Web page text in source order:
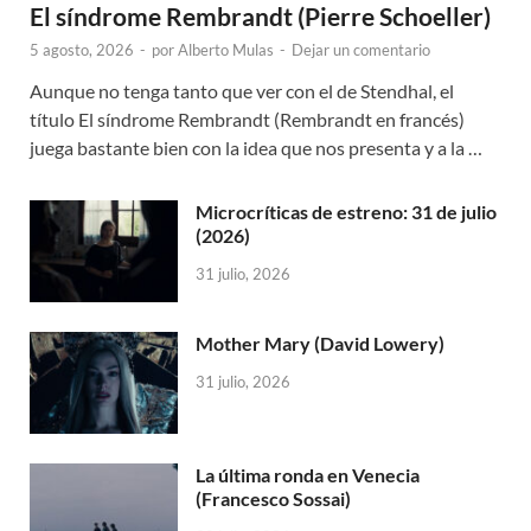
El síndrome Rembrandt (Pierre Schoeller)
5 agosto, 2026 - porAlberto Mulas - Dejar un comentario
Aunque no tenga tanto que ver con el de Stendhal, el
título El síndrome Rembrandt (Rembrandt en francés)
juega bastante bien con la idea que nos presenta y a la …
Microcríticas de estreno: 31 de julio
(2026)
31 julio, 2026
Mother Mary (David Lowery)
31 julio, 2026
La última ronda en Venecia
(Francesco Sossai)